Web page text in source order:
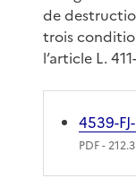
de
trois
l’article L.
4539-
PDF-